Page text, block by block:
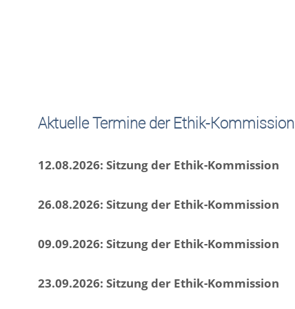
Aktuelle Termine der Ethik-Kommission
12.08.2026: Sitzung der Ethik-Kommission
26.08.2026: Sitzung der Ethik-Kommission
09.09.2026: Sitzung der Ethik-Kommission
23.09.2026: Sitzung der Ethik-Kommission